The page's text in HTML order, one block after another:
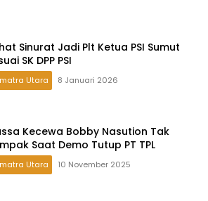
Sinurat Jadi Plt Ketua PSI Sumut
SK DPP PSI
Utara 8 Januari 2026
Kecewa Bobby Nasution Tak
Saat Demo Tutup PT TPL
Utara 10 November 2025